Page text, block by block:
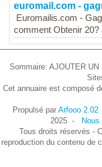
euromail.com -
Euromailis.com -
comment Obtenir 20?
Sommaire: AJOUTER
Cet annuaire est composé
Propulsé par Arfooo 2.02
2025 -
Tous droits réservés -
reproduction du contenu de